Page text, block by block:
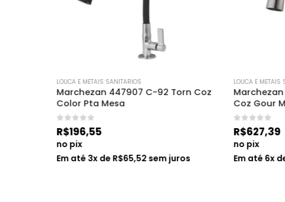
LOUCA E METAIS SANITARIOS
Marchezan 447907 C-92 Torn Coz
Color Pta Mesa
de 5
R$196,55
no pix
Em até3x deR$65,52sem juros
LOUCA E METAIS
Marchezan
Coz Gour
de 5
R$627,39
no pix
Em até6x de